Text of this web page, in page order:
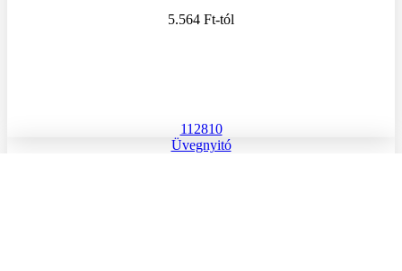
5.564 Ft-tól
112810
Üvegnyitó